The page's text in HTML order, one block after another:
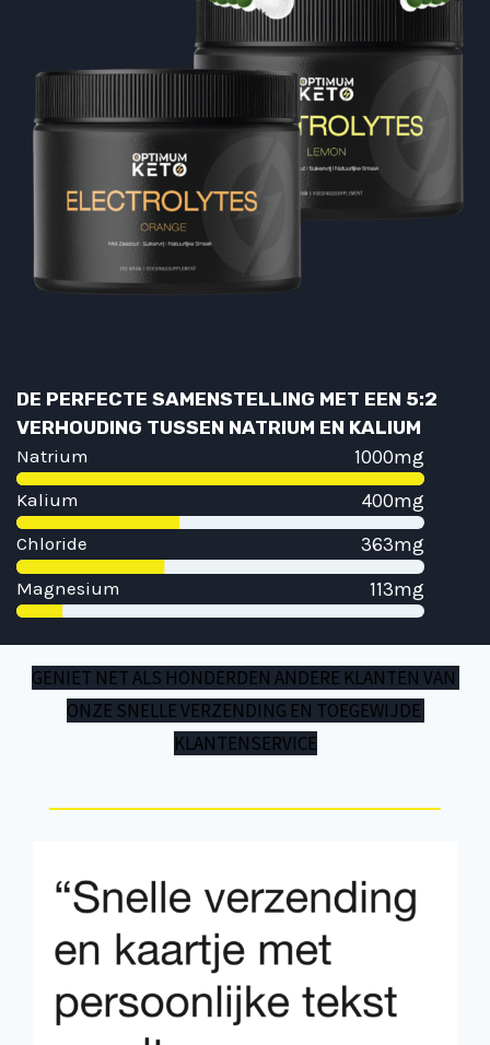
DE PERFECTE SAMENSTELLING MET EEN 5:2
VERHOUDING TUSSEN NATRIUM EN KALIUM
Natrium
1000mg
Kalium
400mg
Chloride
363mg
Magnesium
113mg
GENIET NET ALS HONDERDEN ANDERE KLANTEN VAN
ONZE SNELLE VERZENDING EN TOEGEWIJDE
KLANTENSERVICE